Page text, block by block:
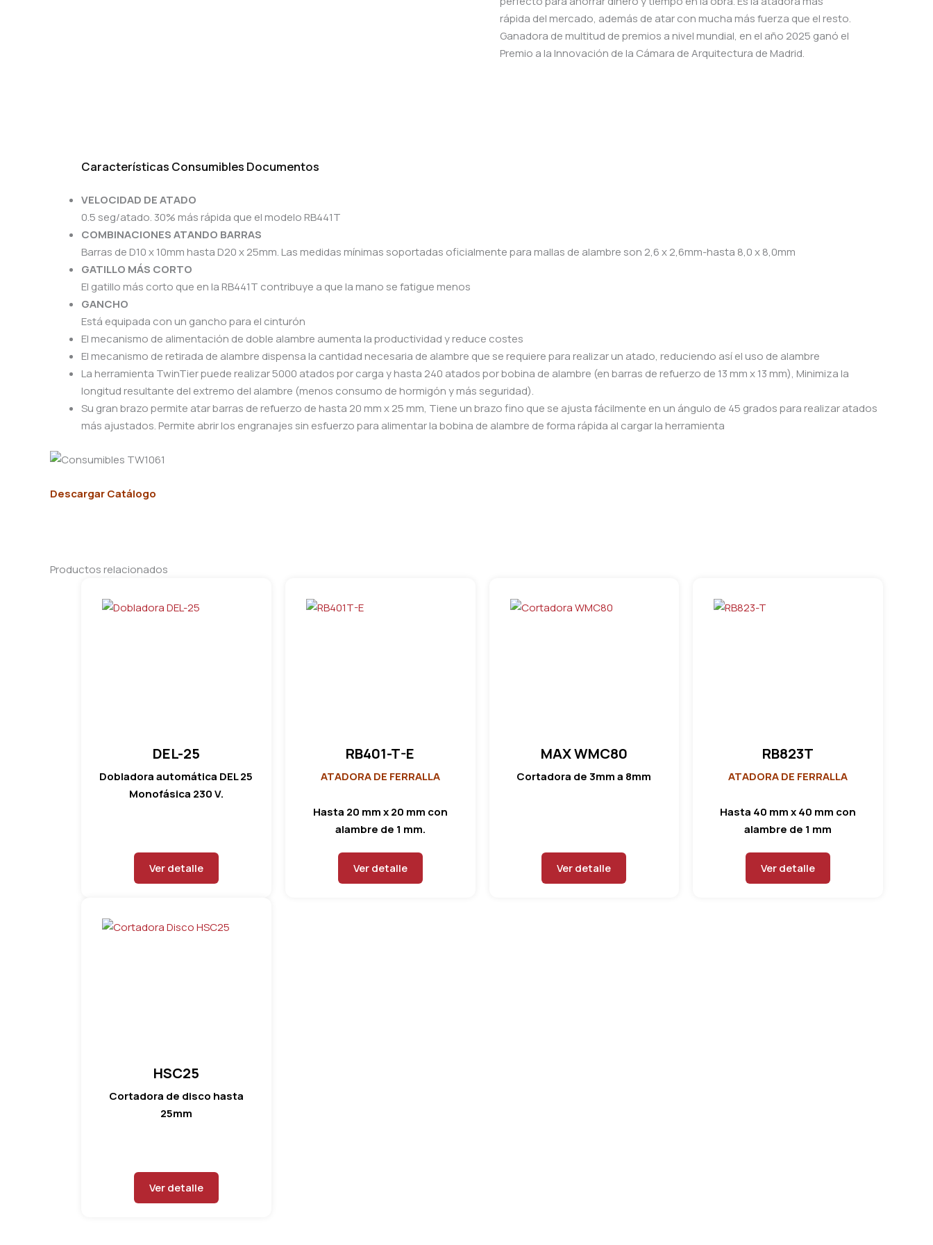
rápida del mercado, además de atar con mucha más fuerza que el resto.
Ganadora de multitud de premios a nivel mundial, en el año 2025 ganó el
Premio a la Innovación de la Cámara de Arquitectura de Madrid.
Características Consumibles Documentos
VELOCIDAD DE ATADO
0.5 seg/atado. 30% más rápida que el modelo RB441T
COMBINACIONES ATANDO BARRAS
Barras de D10 x 10mm hasta D20 x 25mm. Las medidas mínimas soportadas oficialmente para mallas de alambre son 2,6 x 2,6mm-hasta 8,0 x 8,0mm
GATILLO MÁS CORTO
El gatillo más corto que en la RB441T contribuye a que la mano se fatigue menos
GANCHO
Está equipada con un gancho para el cinturón
El mecanismo de alimentación de doble alambre aumenta la productividad y reduce costes
El mecanismo de retirada de alambre dispensa la cantidad necesaria de alambre que se requiere para realizar un atado, reduciendo así el uso de alambre
La herramienta TwinTier puede realizar 5000 atados por carga y hasta 240 atados por bobina de alambre (en barras de refuerzo de 13 mm x 13 mm), Minimiza la
longitud resultante del extremo del alambre (menos consumo de hormigón y más seguridad).
Su gran brazo permite atar barras de refuerzo de hasta 20 mm x 25 mm, Tiene un brazo fino que se ajusta fácilmente en un ángulo de 45 grados para realizar atados
más ajustados. Permite abrir los engranajes sin esfuerzo para alimentar la bobina de alambre de forma rápida al cargar la herramienta
Descargar Catálogo
Productos relacionados
DEL-25
Dobladora automática DEL 25
Monofásica 230 V.
Ver detalle
RB401-T-E
ATADORA DE FERRALLA
Hasta 20 mm x 20 mm con
alambre de 1 mm.
Ver detalle
MAX WMC80
Cortadora de 3mm a 8mm
Ver detalle
RB823T
ATADORA DE FERRALLA
Hasta 40 mm x 40 mm con
alambre de 1 mm
Ver detalle
HSC25
Cortadora de disco hasta
25mm
Ver detalle